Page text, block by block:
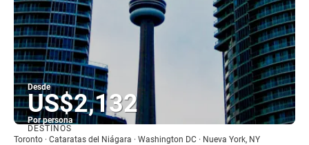
Desde
US$2,132
Por persona
Ver
DESTINOS
Toronto · Cataratas del Niágara · Washington DC · Nueva York, NY